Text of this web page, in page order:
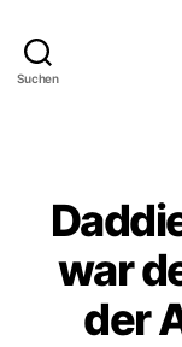
Suchen
war
der